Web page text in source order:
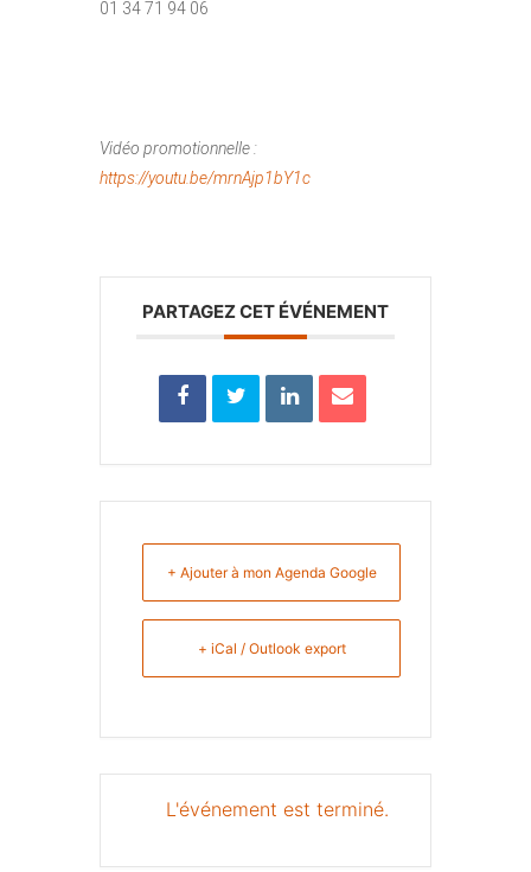
01 34 71 94 06
Vidéo promotionnelle :
https://youtu.be/mrnAjp1bY1c
PARTAGEZ CET ÉVÉNEMENT
+ Ajouter à mon Agenda Google
+ iCal / Outlook export
L'événement est terminé.